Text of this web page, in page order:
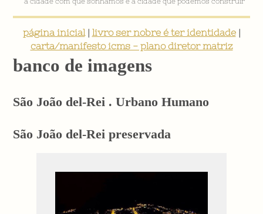
VÍDEO INSTITUCIONAL
página inicial| livro ser nobre é ter identidade|
carta/manifesto icms - plano diretor matriz
banco de imagens
São João del-Rei . Urbano Humano
São João del-Rei preservada